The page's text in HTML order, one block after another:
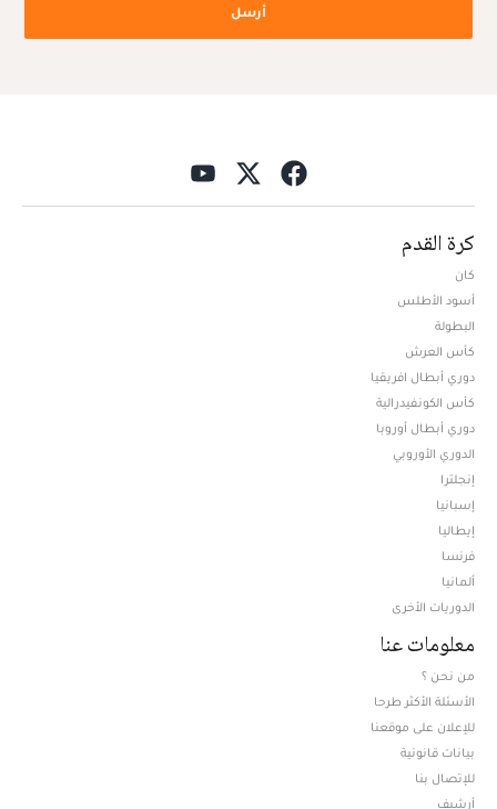
أرسل
كرة القدم
كان
أسود الأطلس
البطولة
كأس العرش
دوري أبطال افريقيا
كأس الكونفيدرالية
دوري أبطال أوروبا
الدوري الأوروبي
إنجلترا
إسبانيا
إيطاليا
فرنسا
ألمانيا
الدوريات الأخرى
معلومات عنا
من نحن ؟
الأسئلة الأكثر طرحا
للإعلان على موقعنا
بيانات قانونية
للإتصال بنا
أرشيف